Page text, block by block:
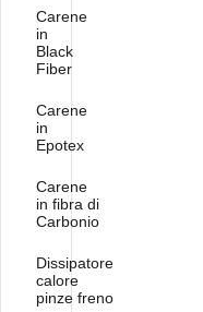
Carene
in
Black
Fiber
Carene
in
Epotex
Carene
in fibra di
Carbonio
Dissipatore
calore
pinze freno